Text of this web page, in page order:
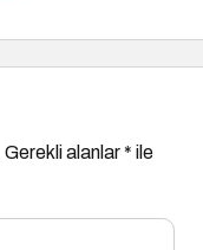
Gerekli alanlar* ile